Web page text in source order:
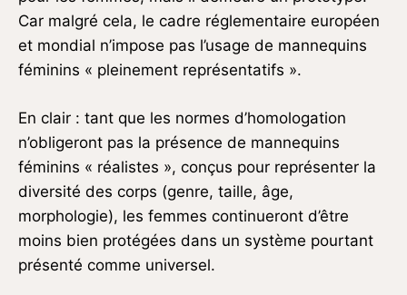
Car malgré cela, le cadre réglementaire européen
et mondial n’impose pas l’usage de mannequins
féminins « pleinement représentatifs ».
En clair : tant que les normes d’homologation
n’obligeront pas la présence de mannequins
féminins « réalistes », conçus pour représenter la
diversité des corps (genre, taille, âge,
morphologie), les femmes continueront d’être
moins bien protégées dans un système pourtant
présenté comme universel.